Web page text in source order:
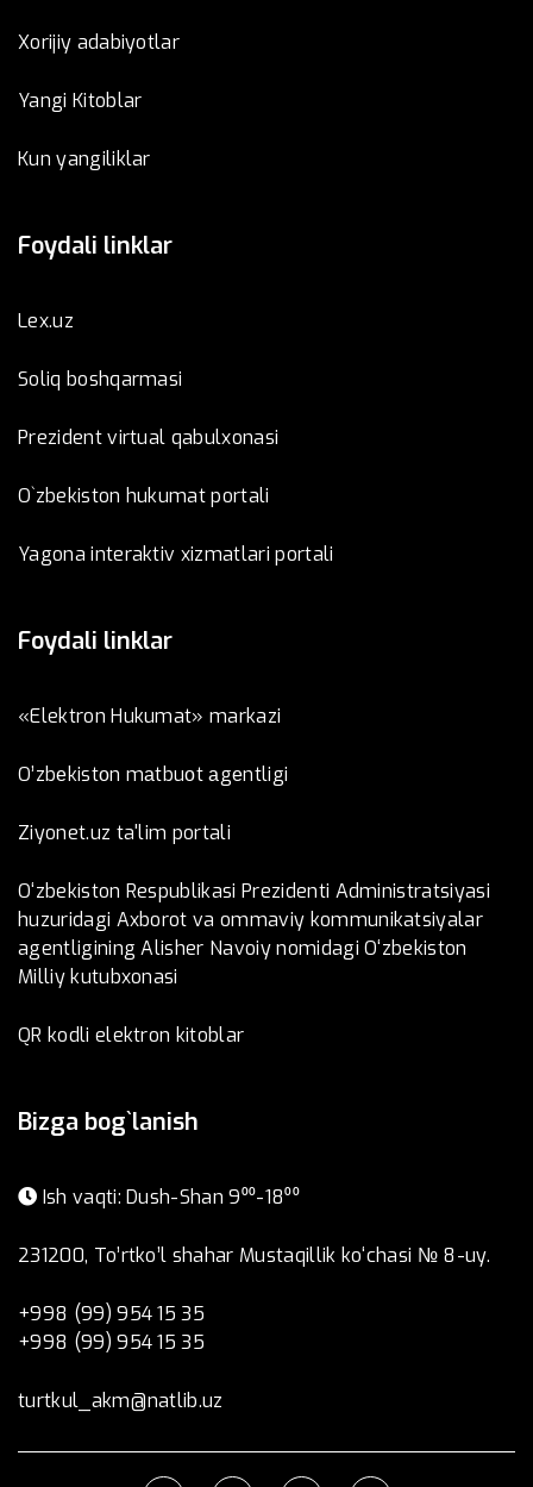
Xorijiy adabiyotlar
Yangi Kitoblar
Kun yangiliklar
Foydali linklar
Lex.uz
Soliq boshqarmasi
Prezident virtual qabulxonasi
O`zbekiston hukumat portali
Yagona interaktiv xizmatlari portali
Foydali linklar
«Elektron Hukumat» markazi
O’zbеkistоn mаtbuоt аgеntligi
Ziyonet.uz ta'lim portali
O‘zbekiston Respublikasi Prezidenti Administratsiyasi
huzuridagi Axborot va ommaviy kommunikatsiyalar
agentligining Alisher Navoiy nomidagi O‘zbekiston
Milliy kutubxonasi
QR kodli elektron kitoblar
Bizga bog`lanish
Ish vaqti: Dush-Shan 9⁰⁰-18⁰⁰
231200, To’rtko’l shahar Mustaqillik ko‘chasi № 8-uy.
+998 (99) 954 15 35
+998 (99) 954 15 35
turtkul_akm@natlib.uz